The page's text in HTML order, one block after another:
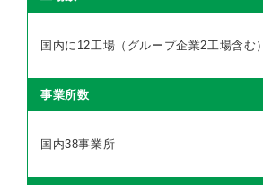
国内に12工場（グループ企業2工場含む）
事業所数
国内38事業所